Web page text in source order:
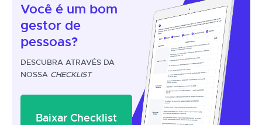
Você é um bom
gestor de
pessoas?
DESCUBRA ATRAVÉS DA
NOSSA CHECKLIST
Baixar Checklist